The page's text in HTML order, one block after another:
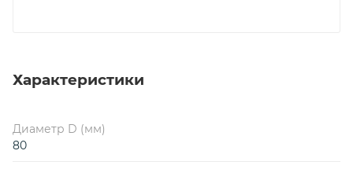
Характеристики
Диаметр D (мм)
80